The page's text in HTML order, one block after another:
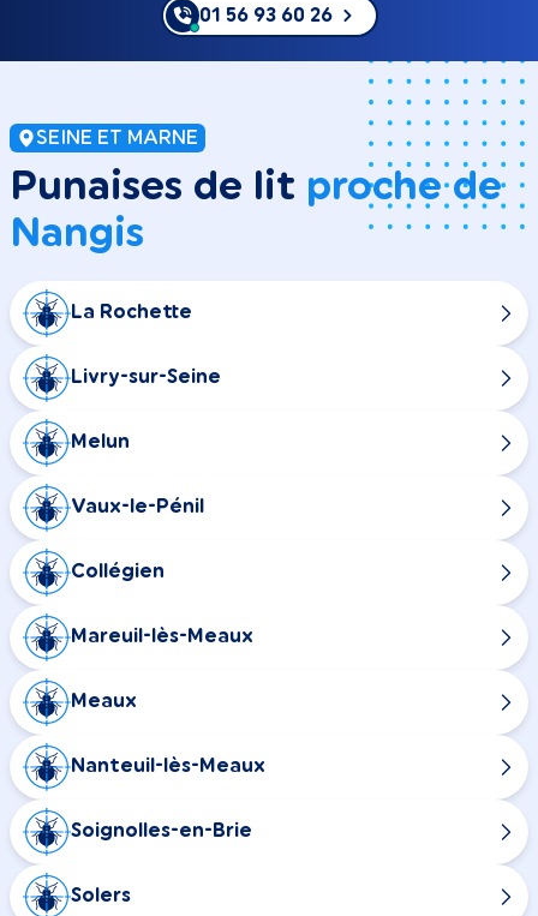
01 56 93 60 26
SEINE ET MARNE
Punaises de lit proche de
Nangis
La Rochette
Livry-sur-Seine
Melun
Vaux-le-Pénil
Collégien
Mareuil-lès-Meaux
Meaux
Nanteuil-lès-Meaux
Soignolles-en-Brie
Solers